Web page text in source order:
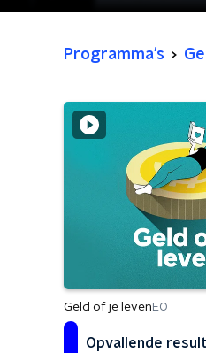
Programma's
Geld of je leven EO
Opvallende